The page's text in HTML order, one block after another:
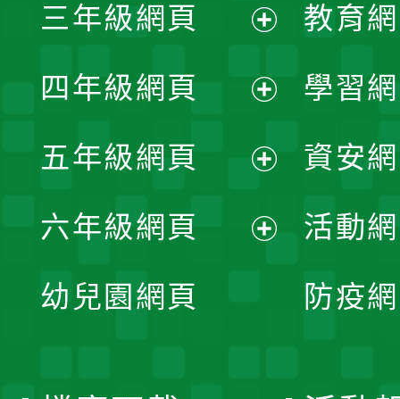
選
單
開
選
單
三年級網頁
開
選
單
四年級網頁
開
選
五年級網頁
開
六年級網頁
幼兒園網頁
教育
學習
資安
活動
防疫